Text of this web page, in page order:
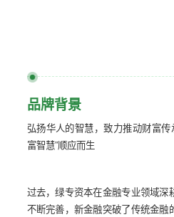
品牌背景
弘扬华人的智慧，致力推动财富传
富智慧”顺应而生
过去，绿专资本在金融专业领域
不断完善，新金融突破了传统金